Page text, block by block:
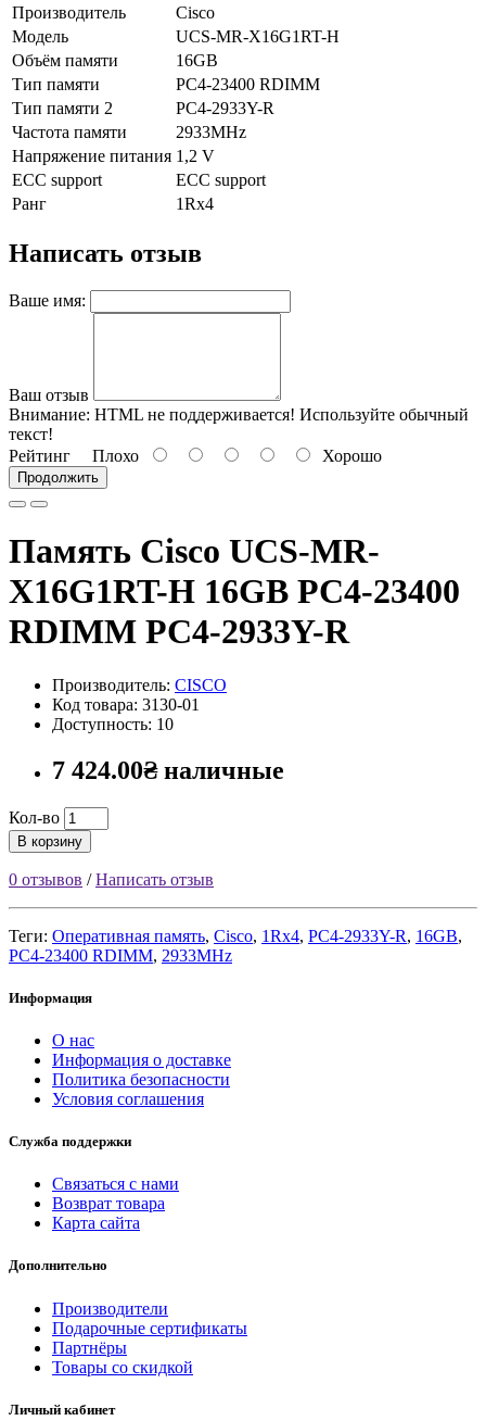
Производитель
Cisco
Модель
UCS-MR-X16G1RT-H
Объём памяти
16GB
Тип памяти
PC4-23400 RDIMM
Тип памяти 2
PC4-2933Y-R
Частота памяти
2933MHz
Напряжение питания 1,2 V
ECC support
ECC support
Ранг
1Rx4
Написать отзыв
Ваше имя:
Ваш отзыв
Внимание: HTML не поддерживается! Используйте обычный
текст!
Рейтинг Плохо Хорошо
Продолжить
Память Cisco UCS-MR-
X16G1RT-H 16GB PC4-23400
RDIMM PC4-2933Y-R
Производитель: CISCO
Код товара: 3130-01
Доступность: 10
7 424.00₴ наличные
Кол-во
В корзину
0 отзывов /Написать отзыв
Теги: Оперативная память, Cisco, 1Rx4, PC4-2933Y-R, 16GB,
PC4-23400 RDIMM, 2933MHz
Информация
О нас
Информация о доставке
Политика безопасности
Условия соглашения
Служба поддержки
Связаться с нами
Возврат товара
Карта сайта
Дополнительно
Производители
Подарочные сертификаты
Партнёры
Товары со скидкой
Личный кабинет